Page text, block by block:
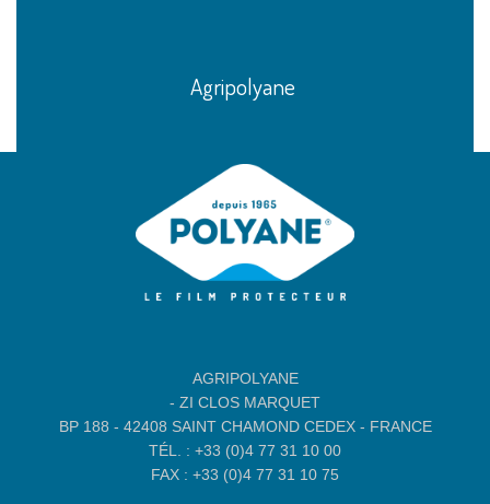
Agripolyane
AGRIPOLYANE
- ZI CLOS MARQUET
BP 188 - 42408 SAINT CHAMOND CEDEX - FRANCE
TÉL. : +33 (0)4 77 31 10 00
FAX : +33 (0)4 77 31 10 75